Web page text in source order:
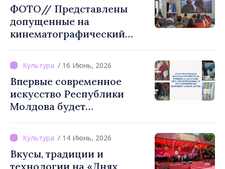
открыть для себя
культурную идентичность
Республики Молдова»
ФОТО// Представлены
допущенные на
кинематографический
/ 16 Июнь, 2026
Впервые современное
искусство Республики
Молдова будет
Basel 2026
/ 14 Июнь, 2026
Вкусы, традиции и
технологии на «Днях